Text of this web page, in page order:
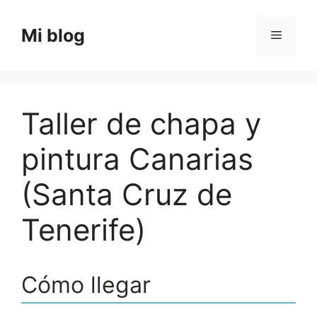
contenido
Mi blog Menú
Taller de chapa y
pintura Canarias
(Santa Cruz de
Tenerife)
Cómo llegar